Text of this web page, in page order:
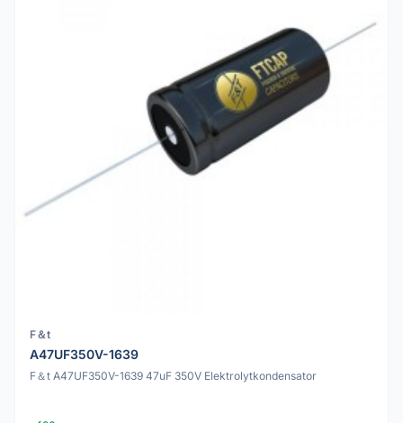
F＆t
A47UF350V-1639
F＆t A47UF350V-1639 47uF 350V Elektrolytkondensator